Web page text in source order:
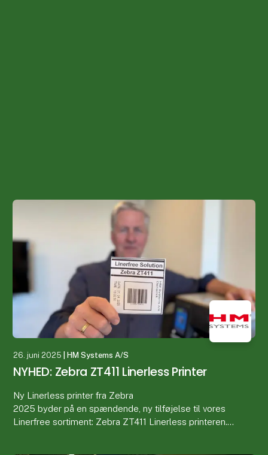
26. juni 2025 | HM Systems A/S
NYHED: Zebra ZT411 Linerless Printer
Ny Linerless printer fra Zebra
2025 byder på en spændende, ny tilføjelse til vores
Linerfree sortiment: Zebra ZT411 Linerless printeren.